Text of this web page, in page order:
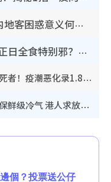
香港山边铁闸边门大开？内地客困惑意义何在！网友神回复：这种叫法理性防御
鬼门开2026｜农历七月撞正日全食特别邪？专家警告切忌做一事！揭4大禁忌+2招保平安
夺命寄生虫｜食生菜狂泻首现死者！疫潮恶化录1.8万宗病例 揭洗菜3大谬误
内地客夸港人不识老！揭港铁保鲜级冷气 港人求放过：别投诉